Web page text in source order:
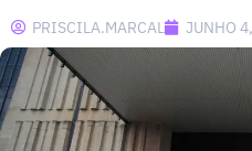
PRISCILA.MARCAL JUNHO